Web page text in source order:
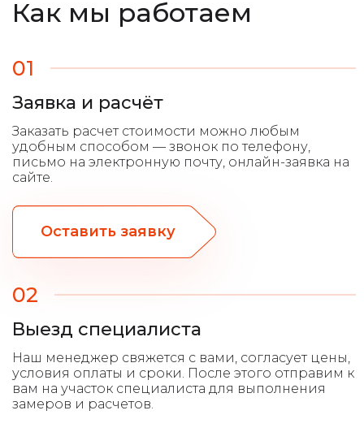
Как мы работаем
01
Заявка и расчёт
Оставить заявку
02
Выезд специалиста